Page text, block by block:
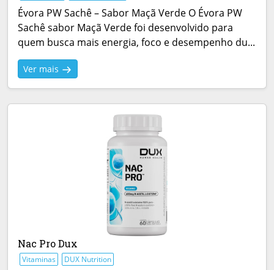
Évora PW Sachê – Sabor Maçã Verde O Évora PW
Sachê sabor Maçã Verde foi desenvolvido para
quem busca mais energia, foco e desempenho du...
Ver mais
Nac Pro Dux
Vitaminas DUX Nutrition